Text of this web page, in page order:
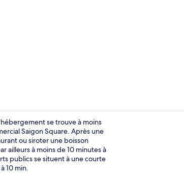
Salle de remise en forme
se trouve à moins
Saigon Square. Après une
ou siroter une boisson
ailleurs à moins de 10 minutes à
publics se situent à une courte
10 min.